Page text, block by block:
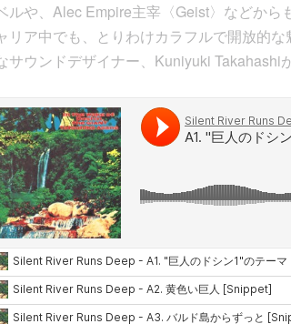
ルや、Alec Empire主宰〈Geist〉などか
リア中でも、とりわけカラフルで開放的
サウンドデザイナー、Kuniyuki Takahashi